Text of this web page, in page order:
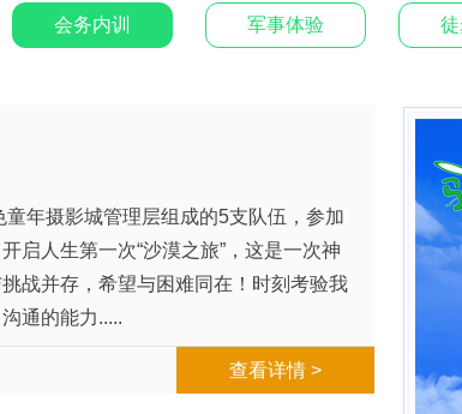
会务内训 军事体验
年摄影城管理层组成的5支队伍，参加
启人生第一次“沙漠之旅”，这是一次神
战并存，希望与困难同在！时刻考验我
通的能力.....
查看详情 >